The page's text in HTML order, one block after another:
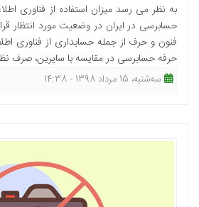
حسابرسی در ایران در وضعیت مورد انتظار
فنون و حرف از جمله حسابداری از فناوری
حرفه حسابرسی در مقایسه با سایرین، صرف
ﺳﻪشنبه، 15 مرداد 1398 - 14:38